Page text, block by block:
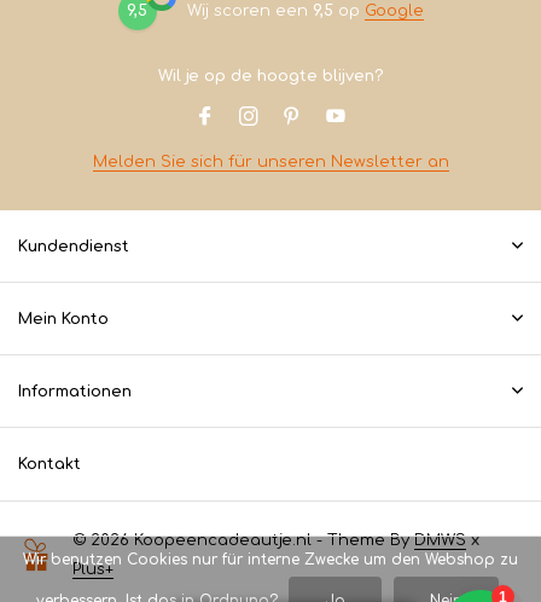
9,5 Wij scoren een 9,5 op Google
Wil je op de hoogte blijven?
Melden Sie sich für unseren Newsletter an
Kundendienst
Mein Konto
Informationen
Kontakt
© 2026 Koopeencadeautje.nl - Theme ByDMWSx
Plus+
Wir benutzen Cookies nur für interne Zwecke um den Webshop zu